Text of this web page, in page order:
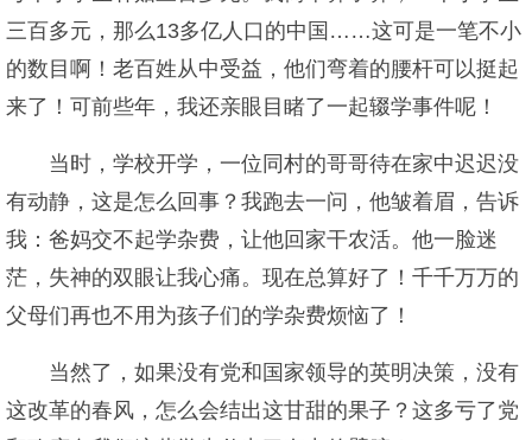
三百多元，那么13多亿人口的中国……这可是一笔不小
的数目啊！老百姓从中受益，他们弯着的腰杆可以挺起
来了！可前些年，我还亲眼目睹了一起辍学事件呢！
当时，学校开学，一位同村的哥哥待在家中迟迟没
有动静，这是怎么回事？我跑去一问，他皱着眉，告诉
我：爸妈交不起学杂费，让他回家干农活。他一脸迷
茫，失神的双眼让我心痛。现在总算好了！千千万万的
父母们再也不用为孩子们的学杂费烦恼了！
当然了，如果没有党和国家领导的英明决策，没有
这改革的春风，怎么会结出这甘甜的果子？这多亏了党